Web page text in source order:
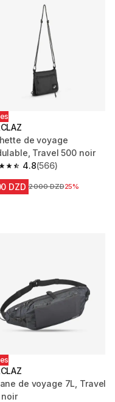
de voyage
Travel 500 noir
4.8
of 5 stars from 566
(566)
DZD Prix avant la réduction
2 000 DZD25%
de voyage 7L, Travel
noir